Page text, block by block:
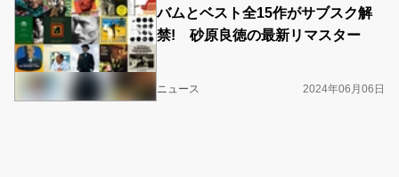
バムとベスト全15作がサブスク解
禁! 砂原良徳の最新リマスター
ニュース 2024年06月06日